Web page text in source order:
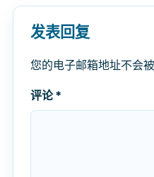
发表回复
您的电子邮箱地址不会被
评论*